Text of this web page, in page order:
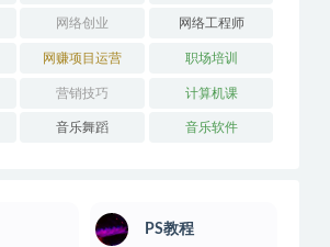
网络创业 网络工程师
网赚项目运营 职场培训
营销技巧 计算机课
音乐舞蹈 音乐软件
PS教程